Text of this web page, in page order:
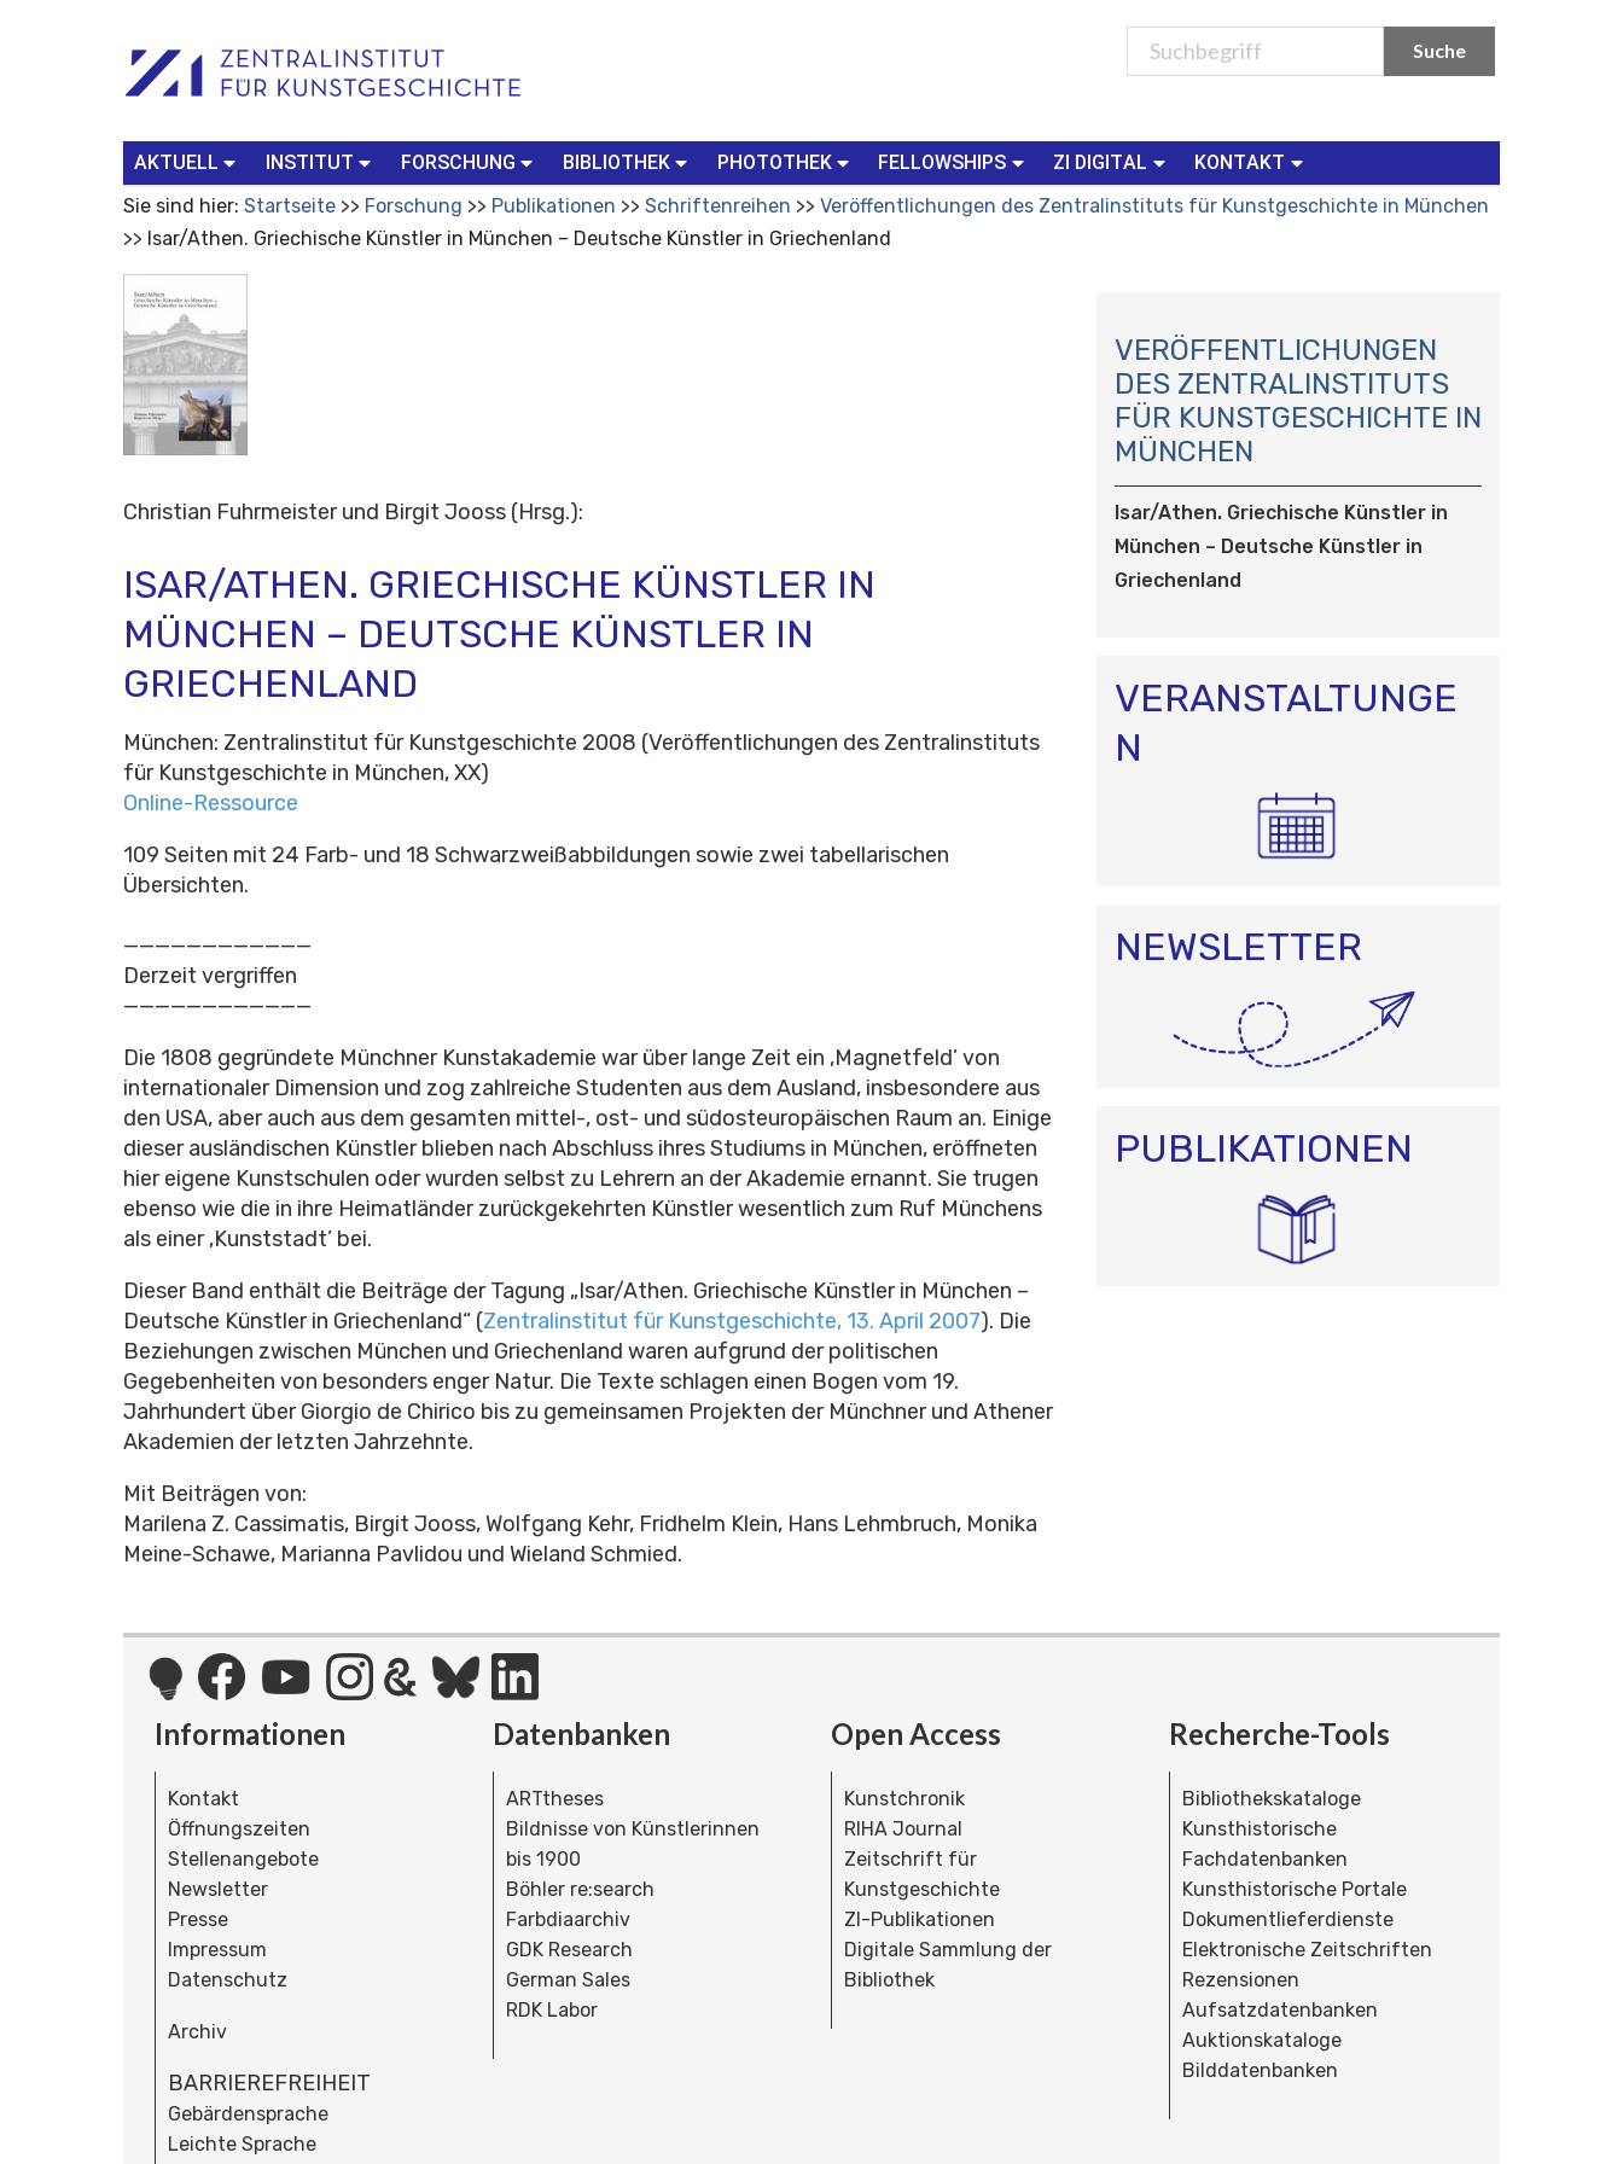
Werkzeuge
Search…
AKTUELL INSTITUT FORSCHUNG BIBLIOTHEK PHOTOTHEK FELLOWSHIPS ZI DIGITAL
KONTAKT
Sie sind hier: Startseite Forschung Publikationen Schriftenreihen
Veröffentlichungen des Zentralinstituts für Kunstgeschichte in München
Isar/Athen. Griechische Künstler in München – Deutsche Künstler in Griechenland
Christian Fuhrmeister und Birgit Jooss (Hrsg.):
ISAR/ATHEN. GRIECHISCHE KÜNSTLER IN
MÜNCHEN – DEUTSCHE KÜNSTLER IN
GRIECHENLAND
München: Zentralinstitut für Kunstgeschichte 2008 (Veröffentlichungen des Zentralinstituts
für Kunstgeschichte in München, XX)
Online-Ressource
109 Seiten mit 24 Farb- und 18 Schwarzweißabbildungen sowie zwei tabellarischen
Übersichten.
————————————
Derzeit vergriffen
————————————
Die 1808 gegründete Münchner Kunstakademie war über lange Zeit ein ‚Magnetfeld’ von
internationaler Dimension und zog zahlreiche Studenten aus dem Ausland, insbesondere aus
den USA, aber auch aus dem gesamten mittel-, ost- und südosteuropäischen Raum an. Einige
dieser ausländischen Künstler blieben nach Abschluss ihres Studiums in München, eröffneten
hier eigene Kunstschulen oder wurden selbst zu Lehrern an der Akademie ernannt. Sie trugen
ebenso wie die in ihre Heimatländer zurückgekehrten Künstler wesentlich zum Ruf Münchens
als einer ‚Kunststadt’ bei.
Dieser Band enthält die Beiträge der Tagung „Isar/Athen. Griechische Künstler in München –
Deutsche Künstler in Griechenland“ (Zentralinstitut für Kunstgeschichte, 13. April 2007). Die
Beziehungen zwischen München und Griechenland waren aufgrund der politischen
Gegebenheiten von besonders enger Natur. Die Texte schlagen einen Bogen vom 19.
Jahrhundert über Giorgio de Chirico bis zu gemeinsamen Projekten der Münchner und Athener
Akademien der letzten Jahrzehnte.
Mit Beiträgen von:
Marilena Z. Cassimatis, Birgit Jooss, Wolfgang Kehr, Fridhelm Klein, Hans Lehmbruch, Monika
Meine-Schawe, Marianna Pavlidou und Wieland Schmied.
A
V
I
G
A
T
I
O
N
VERÖFFENTLICHUNGEN
DES ZENTRALINSTITUTS
FÜR KUNSTGESCHICHTE IN
MÜNCHEN
Isar/Athen. Griechische Künstler in
München – Deutsche Künstler in
Griechenland
VERANSTALTUNGE
N
NEWSLETTER
PUBLIKATIONEN
Informationen
Kontakt
Öffnungszeiten
Stellenangebote
Newsletter
Presse
Impressum
Datenschutz
Archiv
BARRIEREFREIHEIT
Gebärdensprache
Leichte Sprache
Datenbanken
ARTtheses
Bildnisse von Künstlerinnen
bis 1900
Böhler re:search
Farbdiaarchiv
GDK Research
German Sales
RDK Labor
Open Access
Kunstchronik
RIHA Journal
Zeitschrift für
Kunstgeschichte
ZI-Publikationen
Digitale Sammlung der
Bibliothek
Recherche-Tools
Bibliothekskataloge
Kunsthistorische
Fachdatenbanken
Kunsthistorische Portale
Dokumentlieferdienste
Elektronische Zeitschriften
Rezensionen
Aufsatzdatenbanken
Auktionskataloge
Bilddatenbanken